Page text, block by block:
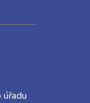
úřadu